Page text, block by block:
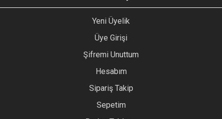
Yeni Üyelik
Üye Girişi
Şifremi Unuttum
Hesabım
Sipariş Takip
Sepetim